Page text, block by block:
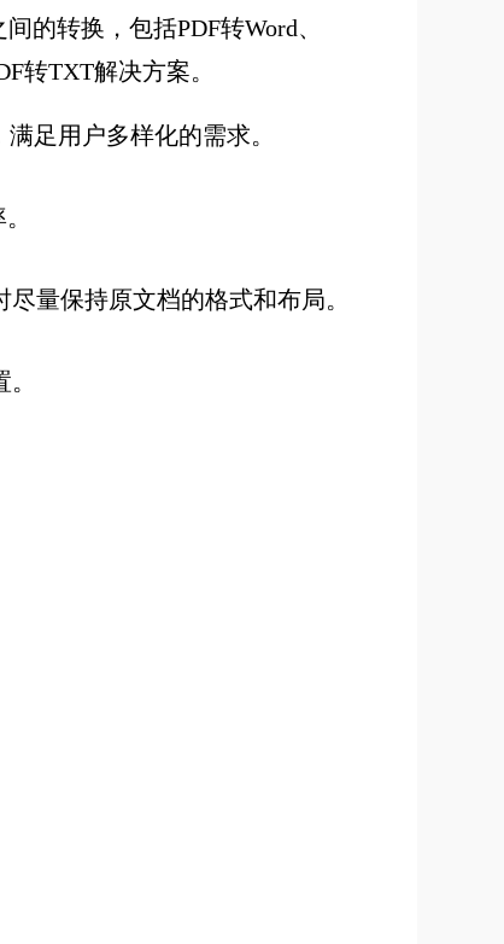
的转换，包括PDF转Word、
转TXT解决方案。
足用户多样化的需求。
量保持原文档的格式和布局。